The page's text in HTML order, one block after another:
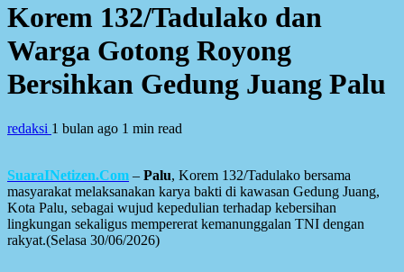
Korem 132/Tadulako dan
Warga Gotong Royong
Bersihkan Gedung Juang Palu
redaksi 1 bulan ago 1 min read
SuaraINetizen.Com – Palu, Korem 132/Tadulako bersama
masyarakat melaksanakan karya bakti di kawasan Gedung Juang,
Kota Palu, sebagai wujud kepedulian terhadap kebersihan
lingkungan sekaligus mempererat kemanunggalan TNI dengan
rakyat.(Selasa 30/06/2026)